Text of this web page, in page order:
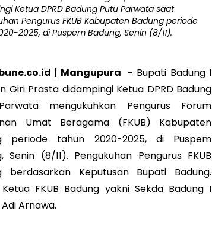
Ketua DPRD Badung Putu Parwata saat
Pengurus FKUB Kabupaten Badung periode
2025, di Puspem Badung, Senin (8/11).
| Mangupura - Bupati Badung I
Giri Prasta didampingi Ketua DPRD Badung
mengukuhkan Pengurus Forum
Umat Beragama (FKUB) Kabupaten
periode tahun 2020-2025, di Puspem
Senin (8/11). Pengukuhan Pengurus FKUB
berdasarkan Keputusan Bupati Badung.
FKUB Badung yakni Sekda Badung I
Arnawa.